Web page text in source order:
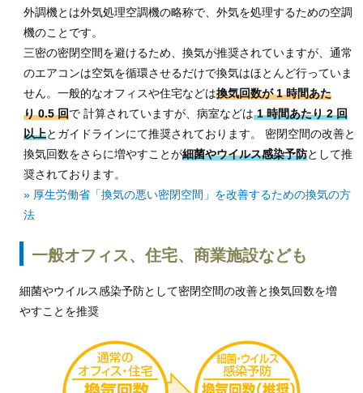
外調機とは外気処理空調機の略称で、外気を処理するための空調
機のことです。
三密の密閉空間を避けるため、換気が推奨されていますが、通常
のエアコンは空気を循環させるだけで換気はほとんど行っていま
せん。一般的なオフィスや住宅などは換気回数が 1 時間あた
り 0.5 回で 計算されていますが、病室などは1 時間あたり 2 回
以上とガイドラインにて推奨されております。
密閉空間の改善と
換気回数をさらに増やすことが細菌やウイルス感染予防として推
奨されております。
» 厚生労働省「換気の悪い密閉空間」を改善するための換気の方
法
一般オフィス、住宅、商業施設なども
細菌やウイルス感染予防として密閉空間の改善と換気回数を増
やすことを推奨